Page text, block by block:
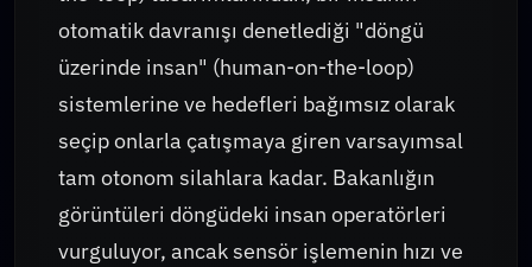
otomatik davranışı denetlediği "döngü
üzerinde insan" (human-on-the-loop)
sistemlerine ve hedefleri bağımsız olarak
seçip onlarla çatışmaya giren varsayımsal
tam otonom silahlara kadar. Bakanlığın
görüntüleri döngüdeki insan operatörleri
vurguluyor, ancak sensör işlemenin hızı ve